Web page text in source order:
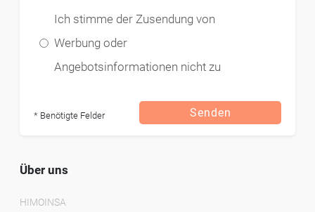
Ich stimme der Zusendung von
Werbung oder
Angebotsinformationen nicht zu
* Benötigte Felder Senden
Über uns
HIMOINSA